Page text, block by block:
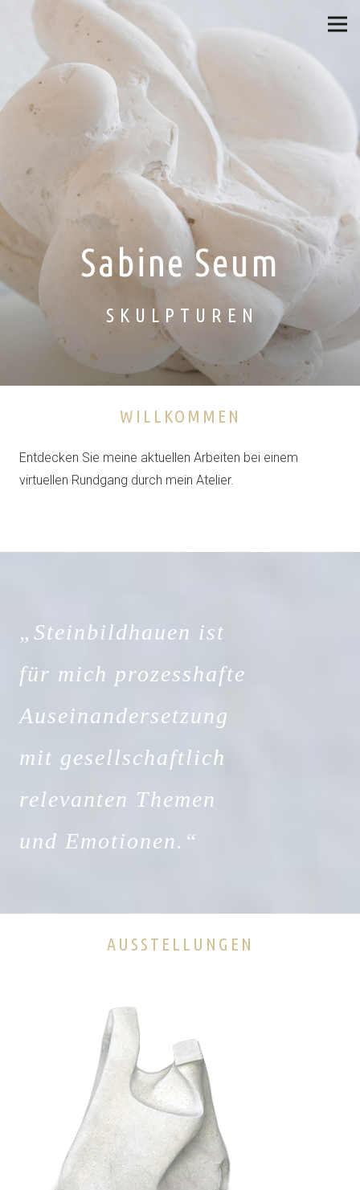
Sabine Seum
S K U L P T U R E N
WILLKOMMEN
Entdecken Sie meine aktuellen Arbeiten bei einem
virtuellen Rundgang durch mein Atelier.
„Steinbildhauen ist
für mich prozesshafte
Auseinandersetzung
mit gesellschaftlich
relevanten Themen
und Emotionen.“
AUSSTELLUNGEN